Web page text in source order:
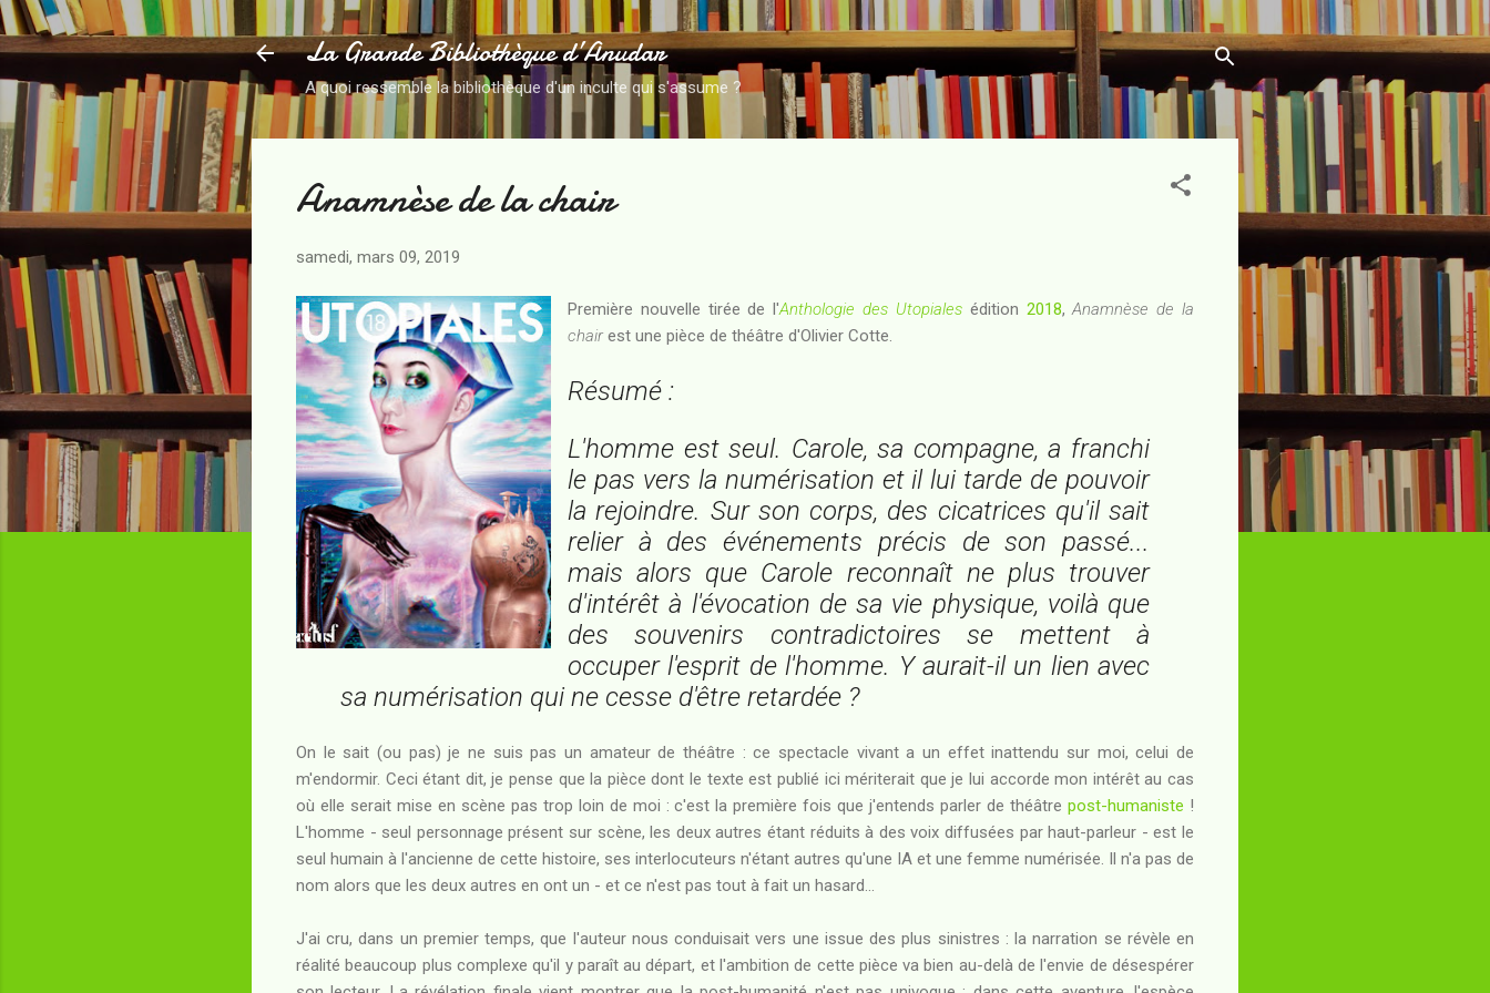
Accéder au contenu principal
La Grande Bibliothèque d’Anudar
A quoi ressemble la bibliothèque d'un inculte qui s'assume ?
Anamnèse de la chair
samedi, mars 09, 2019
Première nouvelle tirée de l'Anthologie des Utopialesédition 2018,Anamnèse de la
chairest une pièce de théâtre d'Olivier Cotte.
Résumé :
L'homme est seul. Carole, sa compagne, a franchi
le pas vers la numérisation et il lui tarde de pouvoir
la rejoindre. Sur son corps, des cicatrices qu'il sait
relier à des événements précis de son passé...
mais alors que Carole reconnaît ne plus trouver
d'intérêt à l'évocation de sa vie physique, voilà que
des souvenirs contradictoires se mettent à
occuper l'esprit de l'homme. Y aurait-il un lien avec
sa numérisation qui ne cesse d'être retardée ?
On le sait (ou pas) je ne suis pas un amateur de théâtre : ce spectacle vivant a un effet inattendu sur moi, celui de
m'endormir. Ceci étant dit, je pense que la pièce dont le texte est publié ici mériterait que je lui accorde mon intérêt au cas
où elle serait mise en scène pas trop loin de moi : c'est la première fois que j'entends parler de théâtrepost-humaniste !
L'homme - seul personnage présent sur scène, les deux autres étant réduits à des voix diffusées par haut-parleur - est le
seul humain à l'ancienne de cette histoire, ses interlocuteurs n'étant autres qu'une IA et une femme numérisée. Il n'a pas de
nom alors que les deux autres en ont un - et ce n'est pas tout à fait un hasard...
J'ai cru, dans un premier temps, que l'auteur nous conduisait vers une issue des plus sinistres : la narration se révèle en
réalité beaucoup plus complexe qu'il y paraît au départ, et l'ambition de cette pièce va bien au-delà de l'envie de désespérer